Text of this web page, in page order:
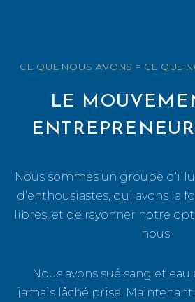
CE QUE NOUS AVONS = CE QUE
LE
Nous sommes un groupe
d’enthousiastes, qui avons la
libres, et de rayonner notre
nous.
Nous avons sué sang et eau
jamais lâché prise.